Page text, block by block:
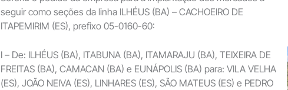
seguir como seções da linha ILHÉUS (BA) – CACHOEIRO DE
ITAPEMIRIM (ES), prefixo 05-0160-60:
I – De: ILHÉUS (BA), ITABUNA (BA), ITAMARAJU (BA), TEIXEIRA DE
FREITAS (BA), CAMACAN (BA) e EUNÁPOLIS (BA) para: VILA VELHA
(ES), JOÃO NEIVA (ES), LINHARES (ES), SÃO MATEUS (ES) e PEDRO